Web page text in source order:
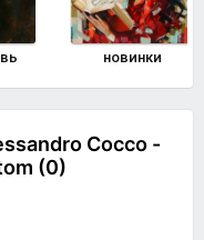
новинки
Cocco -
(0)